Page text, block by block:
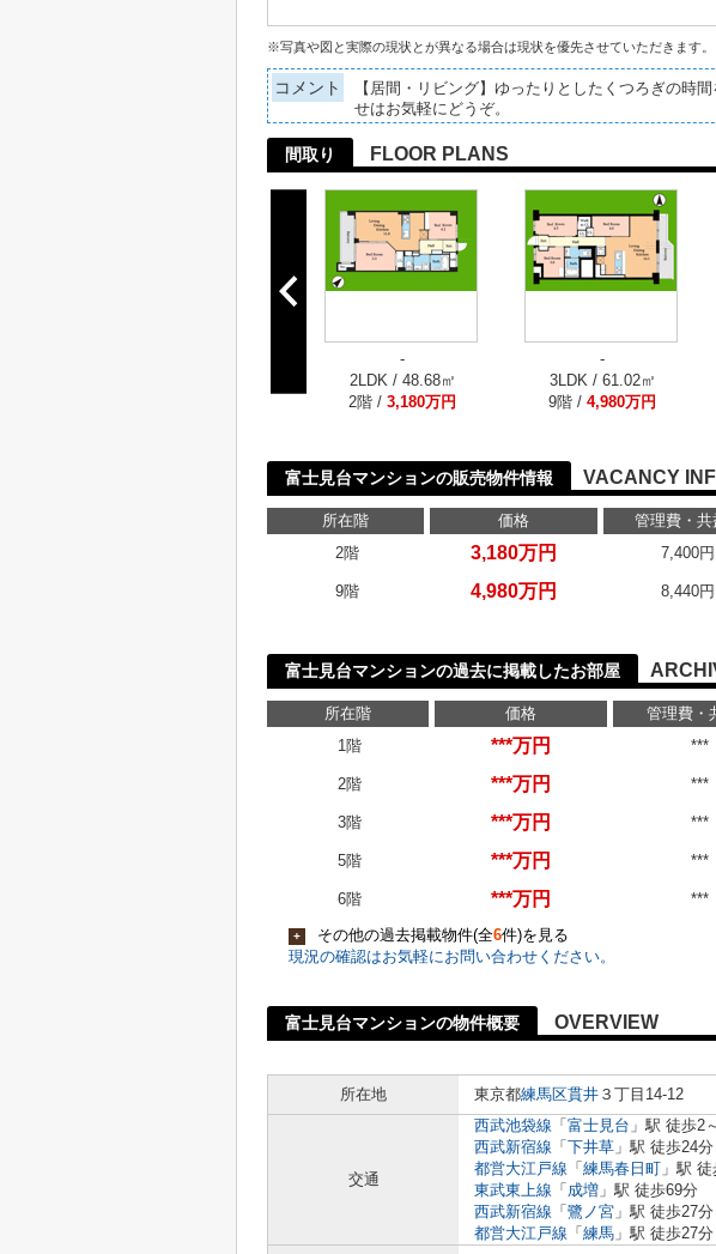
※写真や図と実際の現状とが異なる場合は現状を優先させていただきます。
コメント
【居間・リビング】ゆったりとしたくつろぎの
せはお気軽にどうぞ。
間取り FLOOR PLANS
-
2LDK / 48.68㎡
2階 / 3,180万円
-
3LDK / 61.02㎡
9階 / 4,980万円
富士見台マンションの販売物件情報 VACANCY
所在階 価格 管理費・共
2階
3,180万円 7,400円
9階 4,980万円 8,440円
富士見台マンションの過去に掲載したお部屋
所在階 価格 管理費・
1階
***万円 ***
2階 ***万円 ***
3階 ***万円 ***
5階 ***万円 ***
6階 ***万円 ***
+ その他の過去掲載物件(全6件)を見る
現況の確認はお気軽にお問い合わせください。
富士見台マンションの物件概要 OVERVIEW
所在地
東京都練馬区貫井 ３丁目14-12
交通
西武池袋線 「 富士見台 」駅 徒歩2
西武新宿線 「 下井草 」駅 徒歩24分
都営大江戸線 「 練馬春日町 」駅
東武東上線 「 成増 」駅 徒歩69分
西武新宿線 「 鷺ノ宮 」駅 徒歩27分
都営大江戸線 「 練馬 」駅 徒歩27分